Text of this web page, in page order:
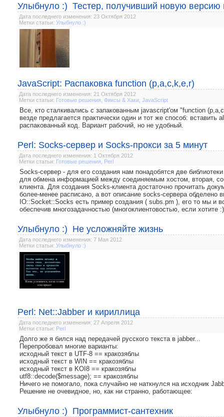
Улыбнуло :) Тестер, получивший новую версию
Дата последнего изменения: 23 Октября 2012
Метки статьи: Улыбнуло :)
JavaScript: Распаковка function (p,a,c,k,e,r)
Дата последнего изменения: 21 Октября 2012
Метки статьи: Готовые решения Фиксы & Хаки JavaScript
Все, кто сталкивались с запакованным javascript'ом "function
везде предлагается практически один и тот же способ: вставить
распакованный код. Вариант рабочий, но не удобный.
Perl: Socks-сервер и Socks-прокси за 5 минут
Дата последнего изменения: 1 Октября 2012
Метки статьи: Готовые решения Perl
Socks-сервер - для его создания нам понадобятся две
для обмена информацией между соединяемым хостом, вторая,
клиента. Для создания Socks-клиента достаточно прочитать
более-менее расписано, а вот описание socks-сервера обделено
IO::Socket::Socks есть пример создания ( subs.pm ), его то мы и
обеспечив многозадачностью (многоклиентовостью, если хотите
Улыбнуло :) Не усложняйте жизнь
Дата последнего изменения: 7 Мая 2012
Метки статьи: Улыбнуло :)
Perl: Net::Jabber и кириллица
Дата последнего изменения: 27 Апреля 2012
Метки статьи: Perl
Долго же я бился над передачей русского текста в jabber...
Перепробовал многие варианты:
исходный текст в UTF-8 == кракозяблы
исходный текст в WIN == кракозяблы
исходный текст в KOI8 == кракозяблы
utf8::decode($message); == кракозяблы
Ничего не помогало, пока случайно не наткнулся на исходник
Решение не очевидное, но, как ни странно, работающее:
Улыбнуло :) Программист-сантехник